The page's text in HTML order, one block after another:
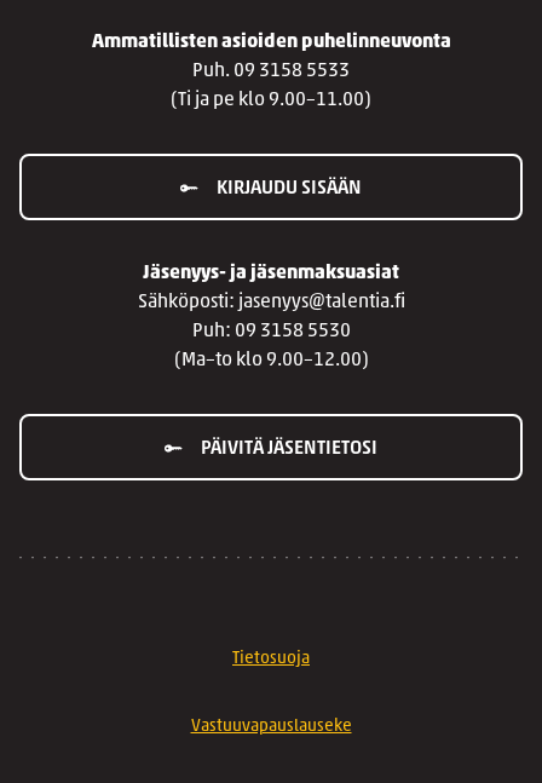
Ammatillisten asioiden puhelinneuvonta
Puh. 09 3158 5533
(Ti ja pe klo 9.00–11.00)
KIRJAUDU SISÄÄN
Jäsenyys- ja jäsenmaksuasiat
Sähköposti: jasenyys@talentia.fi
Puh: 09 3158 5530
(Ma–to klo 9.00–12.00)
PÄIVITÄ JÄSENTIETOSI
Tietosuoja
Vastuuvapauslauseke